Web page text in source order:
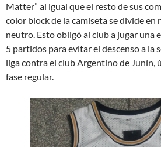
Matter” al igual que el resto de sus
color block de la camiseta se divide en
neutro. Esto obligó al club a jugar una
5 partidos para evitar el descenso a la
liga contra el club Argentino de Junín,
fase regular.